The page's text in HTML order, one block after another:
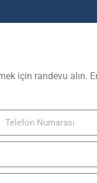
için randevu alın.